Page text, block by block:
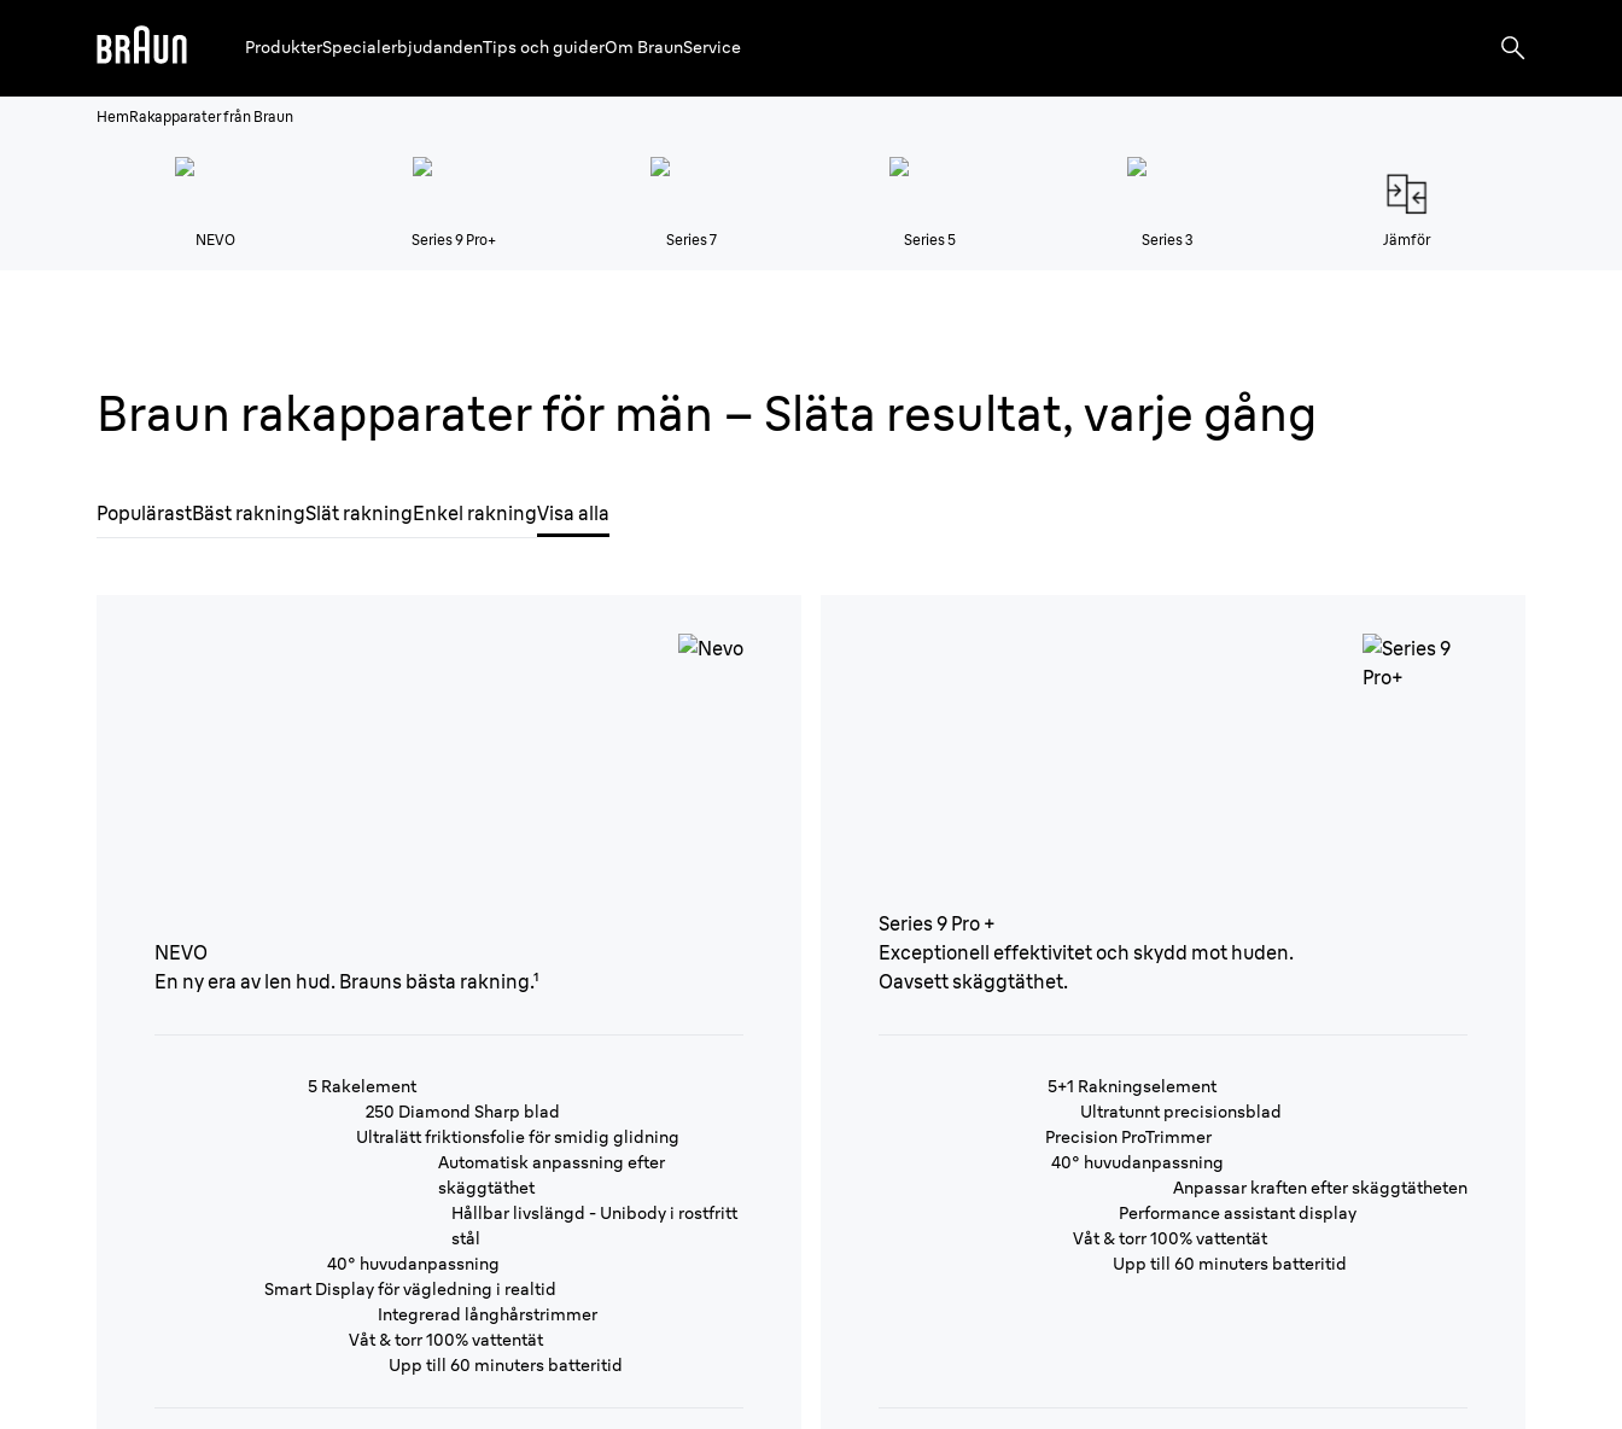
ProdukterSpecialerbjudandenTips och guiderOm BraunService
HemRakapparater från Braun
NEVO Series 9 Pro+ Series 7 Series 5 Series 3 Jämför
Braun rakapparater för män – Släta resultat, varje gång
PopulärastBäst rakningSlät rakningEnkel rakningVisa alla
NEVO
En ny era av len hud. Brauns bästa rakning.¹
5 Rakelement
250 Diamond Sharp blad
Ultralätt friktionsfolie för smidig glidning
Automatisk anpassning efter
skäggtäthet
Hållbar livslängd - Unibody i rostfritt
stål
40° huvudanpassning
Smart Display för vägledning i realtid
Integrerad långhårstrimmer
Våt & torr 100% vattentät
Upp till 60 minuters batteritid
Series 9 Pro +
Exceptionell effektivitet och skydd mot huden.
Oavsett skäggtäthet.
5+1 Rakningselement
Ultratunnt precisionsblad
Precision ProTrimmer
40° huvudanpassning
Anpassar kraften efter skäggtätheten
Performance assistant display
Våt & torr 100% vattentät
Upp till 60 minuters batteritid